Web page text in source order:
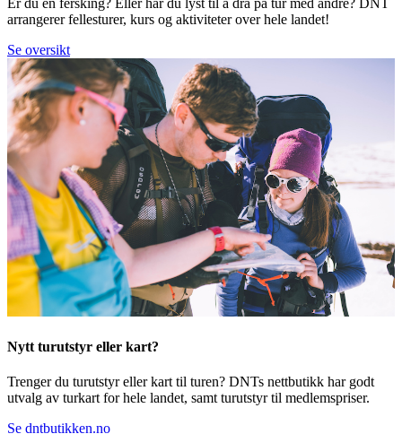
arrangerer fellesturer, kurs og aktiviteter over hele landet!
Se oversikt
Nytt turutstyr eller kart?
Trenger du turutstyr eller kart til turen? DNTs nettbutikk har godt
utvalg av turkart for hele landet, samt turutstyr til medlemspriser.
Se dntbutikken.no